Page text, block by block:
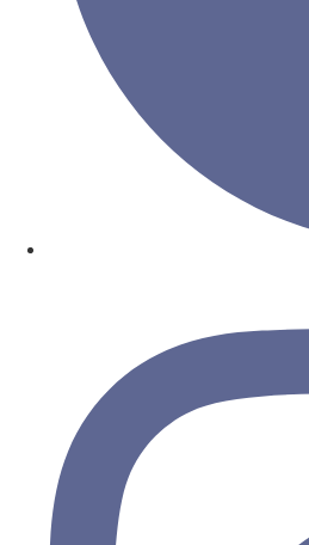
an Spenden gesammelt,
Die fünfte Ausgabe
2025offiziell einläutet.
Unser Engagement: Ein
Wir sind stolz darauf,
beigetreten ist.
Für uns ist dies eine
und die Schönheit
einzigartigen
emotionale
Mit diesem